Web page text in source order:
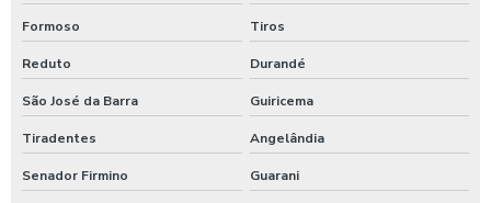
Formoso Tiros
Reduto Durandé
São José da Barra Guiricema
Tiradentes Angelândia
Senador Firmino Guarani